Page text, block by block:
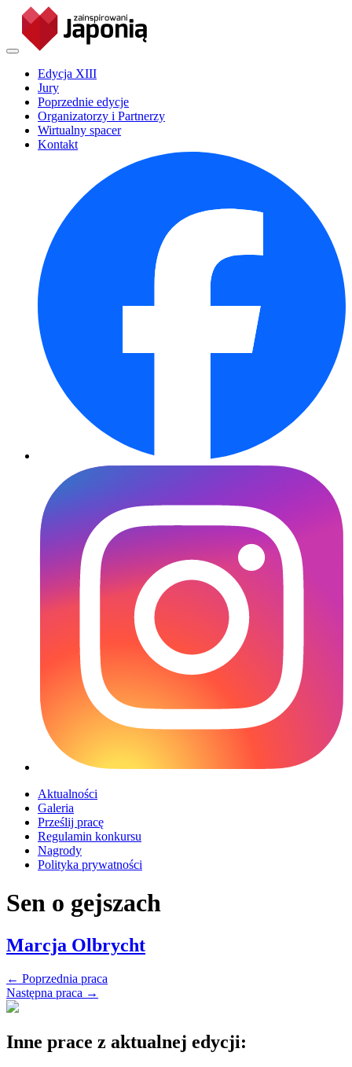
Edycja XIII
Jury
Poprzednie edycje
Organizatorzy i Partnerzy
Wirtualny spacer
Kontakt
Aktualności
Galeria
Prześlij pracę
Regulamin konkursu
Nagrody
Polityka prywatności
Sen o gejszach
Marcja Olbrycht
← Poprzednia praca
Następna praca →
Inne prace z aktualnej edycji: